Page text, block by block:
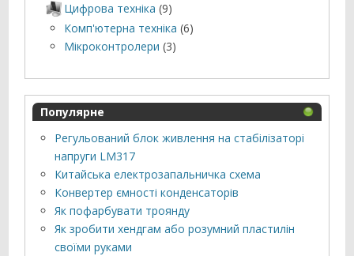
Цифрова техніка (9)
Комп'ютерна техніка (6)
Мікроконтролери (3)
Популярне
Регульований блок живлення на стабілізаторі
напруги LM317
Китайська електрозапальничка схема
Конвертер ємності конденсаторів
Як пофарбувати троянду
Як зробити хендгам або розумний пластилін
своїми руками